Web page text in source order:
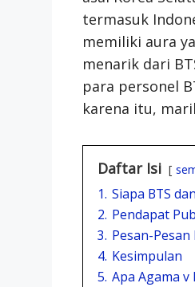
termasuk
memiliki aura
menarik dari
para personel
karena itu,
Daftar Isi
1. Siapa BTS
2. Pendapat
3. Pesan-
4. Kesimpulan
5. Apa Agama v